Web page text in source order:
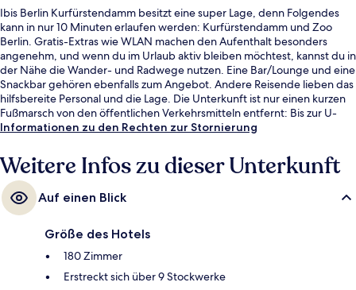
Ibis Berlin Kurfürstendamm besitzt eine super Lage, denn Folgendes
kann in nur 10 Minuten erlaufen werden: Kurfürstendamm und Zoo
Berlin. Gratis-Extras wie WLAN machen den Aufenthalt besonders
angenehm, und wenn du im Urlaub aktiv bleiben möchtest, kannst du in
der Nähe die Wander- und Radwege nutzen. Eine Bar/Lounge und eine
Snackbar gehören ebenfalls zum Angebot. Andere Reisende lieben das
hilfsbereite Personal und die Lage. Die Unterkunft ist nur einen kurzen
Fußmarsch von den öffentlichen Verkehrsmitteln entfernt: Bis zur U-
Bahn sind es wenige Schritte (U-Bahnhof Wittenbergplatz) bzw. 9
Informationen zu den Rechten zur Stornierung
Weitere Infos zu dieser Unterkunft
Auf einen Blick
Größe des Hotels
180 Zimmer
Erstreckt sich über 9 Stockwerke